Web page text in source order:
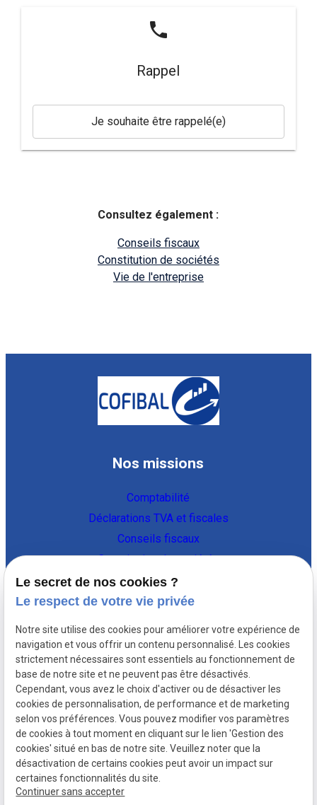
phone
Rappel
Je souhaite être rappelé(e)
Consultez également :
Conseils fiscaux
Constitution de sociétés
Vie de l'entreprise
Nos missions
Comptabilité
Déclarations TVA et fiscales
Conseils fiscaux
Constitution de sociétés
Vie de l'entreprise
Coordonnées
Av Thomas Edison 131,
1402 Nivelles
02 896 89 95
Liens utiles
Plan du site
Mentions légales
Politique de confidentialité
Gestion des cookies
Le secret de nos cookies ?
Le respect de votre vie privée
Notre site utilise des cookies pour améliorer votre expérience de
navigation et vous offrir un contenu personnalisé. Les cookies
strictement nécessaires sont essentiels au fonctionnement de
base de notre site et ne peuvent pas être désactivés.
Cependant, vous avez le choix d'activer ou de désactiver les
cookies de personnalisation, de performance et de marketing
selon vos préférences. Vous pouvez modifier vos paramètres
de cookies à tout moment en cliquant sur le lien 'Gestion des
cookies' situé en bas de notre site. Veuillez noter que la
désactivation de certains cookies peut avoir un impact sur
certaines fonctionnalités du site.
Continuer sans accepter